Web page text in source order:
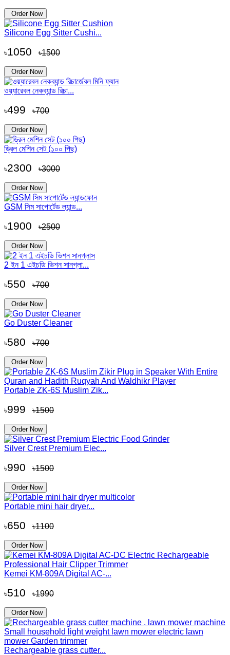
Order Now
Silicone Egg Sitter Cushi...
৳1050 ৳1500
Order Now
ওয়্যারেবল নেকব্যান্ড রিচা...
৳499 ৳700
Order Now
ড্রিল মেশিন সেট (১০০ পিছ)
৳2300 ৳3000
Order Now
GSM সিম সাপোর্টেড ল্যান্ড...
৳1900 ৳2500
Order Now
2 ইন 1 এইচডি ভিশন সানগ্লা...
৳550 ৳700
Order Now
Go Duster Cleaner
৳580 ৳700
Order Now
Portable ZK-6S Muslim Zik...
৳999 ৳1500
Order Now
Silver Crest Premium Elec...
৳990 ৳1500
Order Now
Portable mini hair dryer...
৳650 ৳1100
Order Now
Kemei KM-809A Digital AC-...
৳510 ৳1990
Order Now
Rechargeable grass cutter...